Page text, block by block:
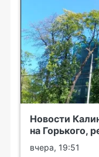
Новости
на Горького,
вчера, 19:51